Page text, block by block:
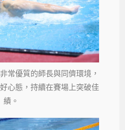
常優質的師長與同儕環境，
心態，持續在賽場上突破佳
績。